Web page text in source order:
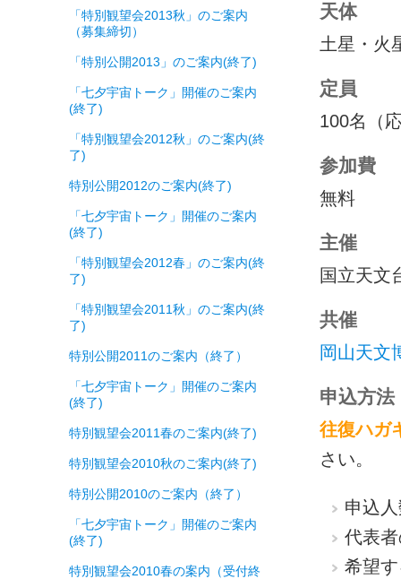
天体
土星・火
定員
100名（
参加費
無料
主催
国立天文
共催
岡山天文
申込方法
往復ハガ
さい。
申込
代表
希望
「特別観望会2013秋」のご案内
（募集締切）
「特別公開2013」のご案内(終了)
「七夕宇宙トーク」開催のご案内
(終了)
「特別観望会2012秋」のご案内(終
了)
特別公開2012のご案内(終了)
「七夕宇宙トーク」開催のご案内
(終了)
「特別観望会2012春」のご案内(終
了)
「特別観望会2011秋」のご案内(終
了)
特別公開2011のご案内（終了）
「七夕宇宙トーク」開催のご案内
(終了)
特別観望会2011春のご案内(終了)
特別観望会2010秋のご案内(終了)
特別公開2010のご案内（終了）
「七夕宇宙トーク」開催のご案内
(終了)
特別観望会2010春の案内（受付終